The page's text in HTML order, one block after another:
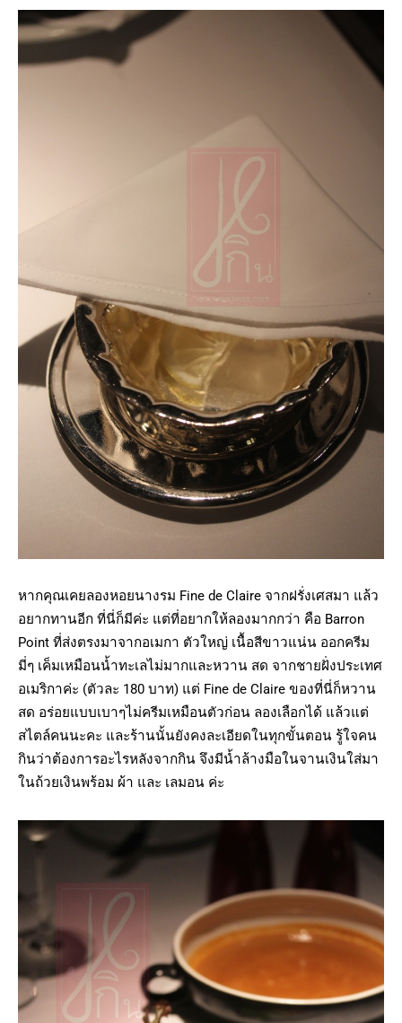
หากคุณเคยลองหอยนางรม Fine de Claire จากฝรั่งเศสมา แล้ว
อยากทานอีก ที่นี่ก็มีค่ะ แต่ที่อยากให้ลองมากกว่า คือ Barron
Point ที่ส่งตรงมาจากอเมกา ตัวใหญ่ เนื้อสีขาวแน่น ออกครีม
มี่ๆ เค็มเหมือนน้ำทะเลไม่มากและหวาน สด จากชายฝั่งประเทศ
อเมริกาค่ะ (ตัวละ 180 บาท) แต่ Fine de Claire ของที่นี่ก็หวาน
สด อร่อยแบบเบาๆไม่ครีมเหมือนตัวก่อน ลองเลือกได้ แล้วแต่
สไตล์คนนะคะ และร้านนั้นยังคงละเอียดในทุกขั้นตอน รู้ใจคน
กินว่าต้องการอะไรหลังจากกิน จึงมีน้ำล้างมือในจานเงินใส่มา
ในถ้วยเงินพร้อม ผ้า และ เลมอน ค่ะ